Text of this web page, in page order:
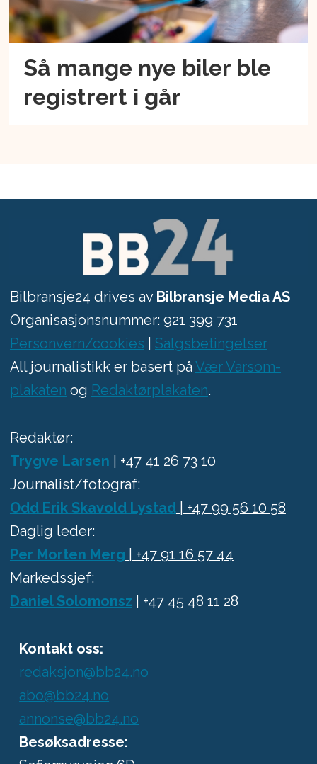
Så mange nye biler ble
registrert i går
Bilbransje24 drives av Bilbransje Media AS
Organisasjonsnummer: 921 399 731
Personvern/cookies
Salgsbetingelser
All journalistikk er basert på Vær Varsom-
plakaten og Redaktørplakaten.
Redaktør:
Trygve Larsen | +47 41 26 73 10
Journalist/fotograf:
Odd Erik Skavold Lystad| +47 99 56 10 58
Daglig leder:
Per Morten Merg | +47 91 16 57 44
Markedssjef:
Daniel Solomonsz | +47 45 48 11 28
Kontakt oss:
redaksjon@bb24.no
abo@bb24.no
annonse@bb24.no
Besøksadresse: